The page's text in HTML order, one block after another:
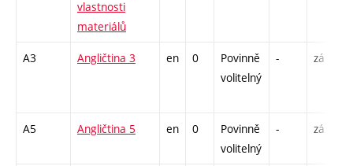
vlastnosti
materiálů
A3 Angličtina 3 en 0
Povinně
volitelný
- zá
A5 Angličtina 5 en 0
Povinně
volitelný
- zá